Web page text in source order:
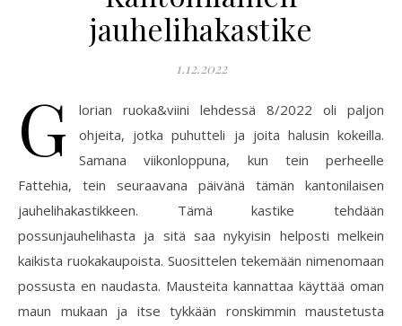
jauhelihakastike
1.12.2022
G
lorian ruoka&viini lehdessä 8/2022 oli paljon
ohjeita, jotka puhutteli ja joita halusin kokeilla.
Samana viikonloppuna, kun tein perheelle
Fattehia, tein seuraavana päivänä tämän kantonilaisen
jauhelihakastikkeen. Tämä kastike tehdään
possunjauhelihasta ja sitä saa nykyisin helposti melkein
kaikista ruokakaupoista. Suosittelen tekemään nimenomaan
possusta en naudasta. Mausteita kannattaa käyttää oman
maun mukaan ja itse tykkään ronskimmin maustetusta